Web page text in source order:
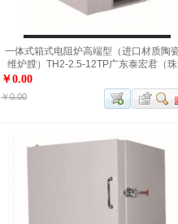
一体式箱式电阻炉高端型（进口材质陶
维炉膛）TH2-2.5-12TP广东泰宏君（
￥0.00
￥0.00